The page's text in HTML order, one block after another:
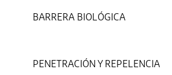
BARRERA BIOLÓGICA
PENETRACIÓN Y REPELENCIA